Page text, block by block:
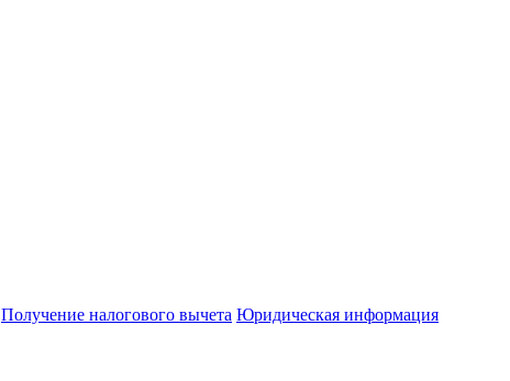
Получение налогового вычета Юридическая информация